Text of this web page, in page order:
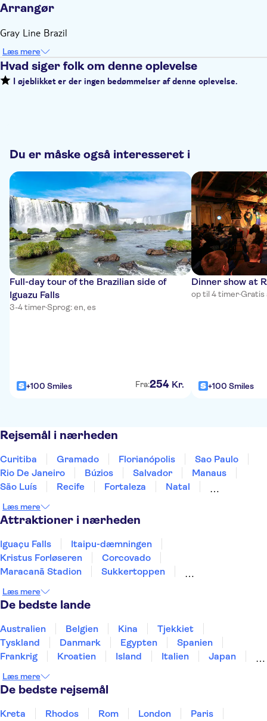
Arrangør
Gray Line Brazil
Læs mere
Hvad siger folk om denne oplevelse
I øjeblikket er der ingen bedømmelser af denne oplevelse.
Du er måske også interesseret i
Full-day tour of the Brazilian side of
Iguazu Falls
3-4 timer·Sprog: en, es
+100 Smiles Fra:254 Kr.
Dinner show at
op til 4 timer·Gratis
+100 Smiles
Rejsemål i nærheden
Curitiba Gramado Florianópolis
Sao Paulo
Rio De Janeiro
Búzios Salvador
Manaus
São Luís
Recife Fortaleza
Natal
Læs mere
Attraktioner i nærheden
Iguaçu Falls
Itaipu-dæmningen
Kristus Forløseren
Corcovado
Maracanã Stadion
Sukkertoppen
Læs mere
De bedste lande
Australien Belgien Kina
Tjekkiet
Tyskland
Danmark Egypten
Spanien
Frankrig
Kroatien Island Italien
Japan
Thailand
Tyrkiet
Læs mere
De bedste rejsemål
Kreta Rhodos Rom London
Paris